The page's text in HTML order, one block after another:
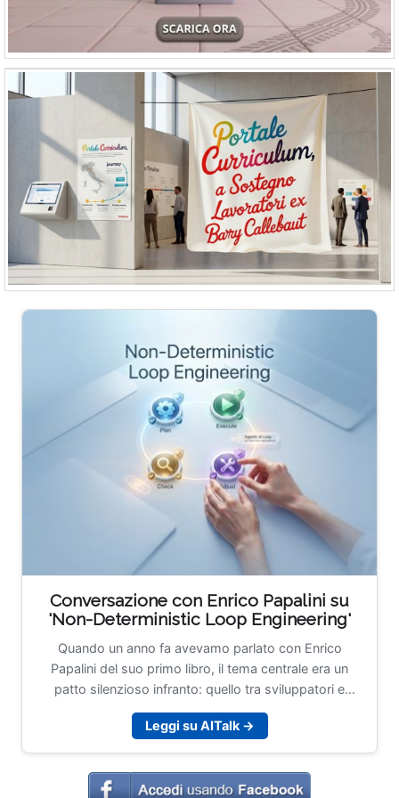
Conversazione con Enrico Papalini su
'Non-Deterministic Loop Engineering'
Quando un anno fa avevamo parlato con Enrico
Papalini del suo primo libro, il tema centrale era un
patto silenzioso infranto: quello tra sviluppatori e
macchine deterministiche, saltato nel momento in cui il
codice ha smesso di fare sempre e comunque quello
che gli veniva scritto. Papalini, Head of Software
Development per Issuances, Custody, Data & UX/UI
Solutions in Euronext Securities, con un passato in
Leggi su AITalk →